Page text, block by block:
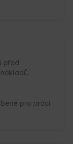
před
pro práci